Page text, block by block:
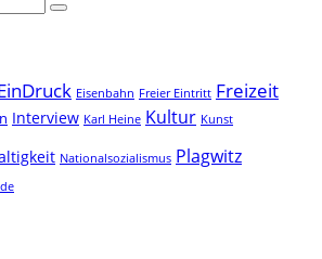
Eisenbahn Freier Eintritt Freizeit
Interview Karl Heine Kultur Kunst
Nationalsozialismus Plagwitz